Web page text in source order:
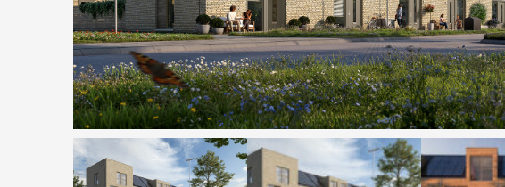
Hypotheken
Hypotheekadvies
Hypotheek oversluiten
Hypotheek verhogen
Starterslening
Financiële check
Reviews